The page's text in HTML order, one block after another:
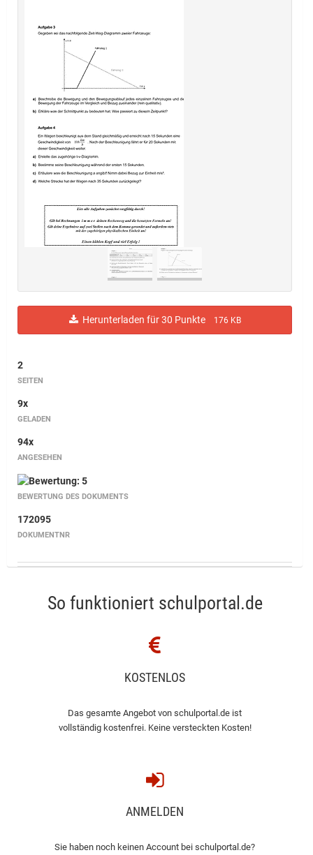
Herunterladen für 30 Punkte 176 KB
2
SEITEN
9x
GELADEN
94x
ANGESEHEN
BEWERTUNG DES DOKUMENTS
172095
DOKUMENTNR
So funktioniert schulportal.de
KOSTENLOS
Das gesamte Angebot von schulportal.de ist
vollständig kostenfrei. Keine versteckten Kosten!
ANMELDEN
Sie haben noch keinen Account bei schulportal.de?